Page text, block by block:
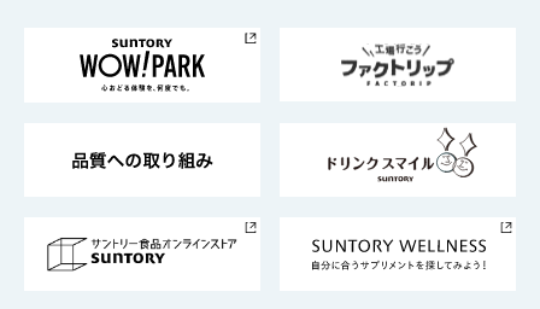
地域情報
サントリーサンバーズ大阪
サントリーが考えるサステナビリティ経営
企業概要
採用情報